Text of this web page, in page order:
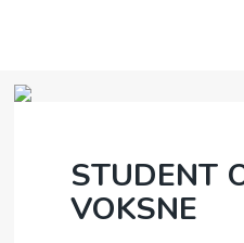
BLI MED
AKTUELT
STUDENT
VOKSNE